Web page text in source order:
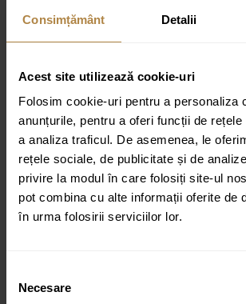
Consimțământ Detalii
Acest site utilizează cookie-uri
Folosim cookie-uri pentru a personaliza
anunțurile, pentru a oferi funcții de
a analiza traficul. De asemenea, le
rețele sociale, de publicitate și de
privire la modul în care folosiți site-ul
pot combina cu alte informații oferite de
în urma folosirii serviciilor lor.
consimțământului
Necesare
Gură de scurgere pivotantă
Mixer ceramic de 25 mm
Aerator din silicon Neoperl –
este ușor de curățat
Montaj pe blat sau pe chiuveta
Finisaj: mat/lucios
Producator: Invena
Serie: Midnight
Garanție: 3 ani
Inclus: